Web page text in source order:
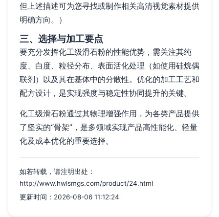
但上述描述可为您寻找或制作相关高清视觉素材提供
明确方向。）
三、选择与加工要点
要充分发挥化工级滑石粉的性能优势，需关注其纯
度、白度、粒径分布、表面活化处理（如使用硅烷偶
联剂）以及其在基体中的分散性。优化的加工工艺和
配方设计，是实现强度与稳定性协同提升的关键。
化工级滑石粉通过其物理增强作用，为各类产品提供
了坚实的“骨架”，是多领域实现产品高性能化、轻量
化及成本优化的重要选择。
如若转载，请注明出处：
http://www.hwlsmgs.com/product/24.html
更新时间：2026-08-06 11:12:24